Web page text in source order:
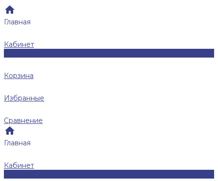
Главная
Кабинет
Корзина
Избранные
Сравнение
Главная
Кабинет